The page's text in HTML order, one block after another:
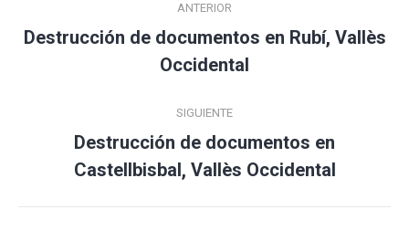
entre
publicaciones
ANTERIOR
Publicación
anterior:
Destrucción de documentos en Rubí, Vallès
Occidental
SIGUIENTE
Publicación
siguiente:
Destrucción de documentos en
Castellbisbal, Vallès Occidental